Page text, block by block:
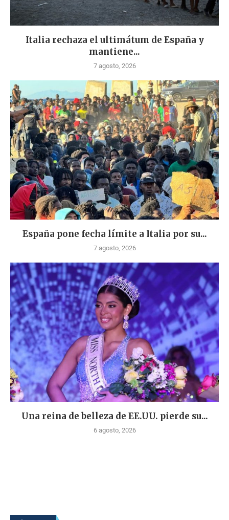
Italia rechaza el ultimátum de España y
mantiene...
7 agosto, 2026
España pone fecha límite a Italia por su...
7 agosto, 2026
Una reina de belleza de EE.UU. pierde su...
6 agosto, 2026